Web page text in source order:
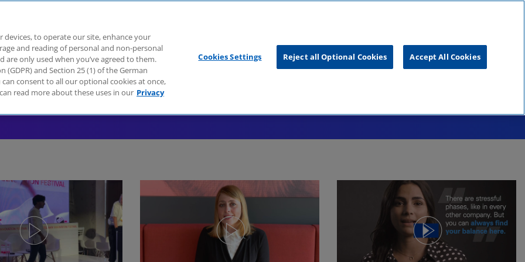
devices, to operate our site, enhance your
and reading of personal and non-personal
only used when you’ve agreed to them.
(GDPR) and Section 25 (1) of the German
can consent to all our optional cookies at once,
read more about these uses in our Privacy
Cookies Settings Reject all Optional Cookies Accept All Cookies